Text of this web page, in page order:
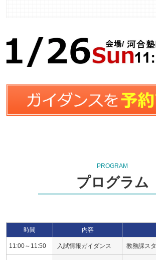
PROGRAM
プログラム
時間 内容
11:00～11:50 入試情報ガイダンス 教務課ス